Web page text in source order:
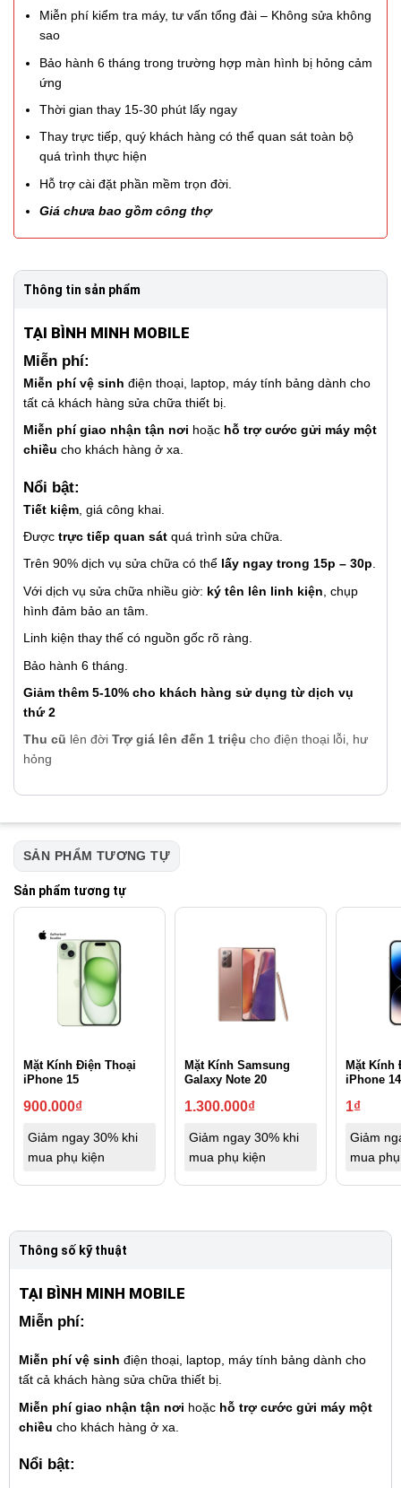
Miễn phí kiểm tra máy, tư vấn tổng đài – Không sửa không
sao
Bảo hành 6 tháng trong trường hợp màn hình bị hỏng cảm
ứng
Thời gian thay 15-30 phút lấy ngay
Thay trực tiếp, quý khách hàng có thể quan sát toàn bộ
quá trình thực hiện
Hỗ trợ cài đặt phần mềm trọn đời.
Giá chưa bao gồm công thợ
Thông tin sản phẩm
TẠI BÌNH MINH MOBILE
Miễn phí:
Miễn phí vệ sinh điện thoại, laptop, máy tính bảng dành cho
tất cả khách hàng sửa chữa thiết bị.
Miễn phí giao nhận tận nơi hoặc hỗ trợ cước gửi máy một
chiều cho khách hàng ở xa.
Nổi bật:
Tiết kiệm , giá công khai.
Được trực tiếp quan sát quá trình sửa chữa.
Trên 90% dịch vụ sửa chữa có thể lấy ngay trong 15p – 30p.
Với dịch vụ sửa chữa nhiều giờ: ký tên lên linh kiện , chụp
hình đảm bảo an tâm.
Linh kiện thay thế có nguồn gốc rõ ràng.
Bảo hành 6 tháng.
Giảm thêm 5-10% cho khách hàng sử dụng từ dịch vụ
thứ 2
Thu cũ lên đời Trợ giá lên đến 1 triệu cho điện thoại lỗi, hư
hỏng
SẢN PHẨM TƯƠNG TỰ
Sản phẩm tương tự
Mặt Kính Điện Thoại
iPhone 15
900.000₫
Giảm ngay 30% khi
mua phụ kiện
Mặt Kính Samsung
Galaxy Note 20
1.300.000₫
Giảm ngay 30% khi
mua phụ kiện
Mặt Kính
iPhone
1₫
Giảm
mua
Thông số kỹ thuật
TẠI BÌNH MINH MOBILE
Miễn phí:
Miễn phí vệ sinh điện thoại, laptop, máy tính bảng dành cho
tất cả khách hàng sửa chữa thiết bị.
Miễn phí giao nhận tận nơi hoặc hỗ trợ cước gửi máy một
chiều cho khách hàng ở xa.
Nổi bật: